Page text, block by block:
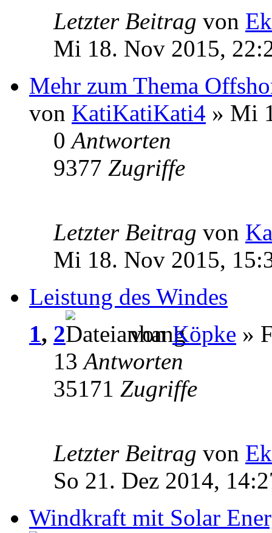
Letzter Beitrag von
Mi 18. Nov 2015,
Mehr zum Thema
von KatiKatiKati4 » Mi
0Antworten
9377 Zugriffe
Letzter Beitrag von
Mi 18. Nov 2015,
Leistung des Windes
1, 2 vonKöpke »
13Antworten
35171 Zugriffe
Letzter Beitrag von
So 21. Dez 2014,
Windkraft mit Solar